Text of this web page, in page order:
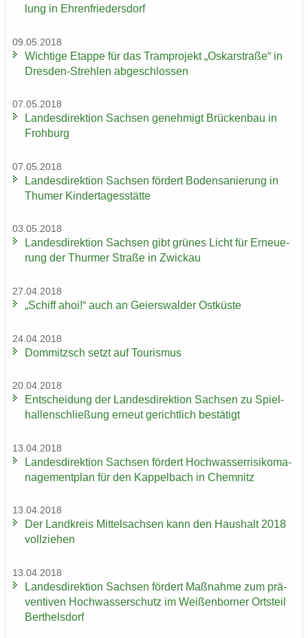
lung in Eh­ren­frie­ders­dorf
09.05.2018
Wich­ti­ge Etap­pe für das Tram­pro­jekt „Os­kar­stra­ße“ in
Dresden-​Strehlen ab­ge­schlos­sen
07.05.2018
Lan­des­di­rek­ti­on Sach­sen ge­neh­migt Brü­cken­bau in
Froh­burg
07.05.2018
Lan­des­di­rek­ti­on Sach­sen för­dert Bo­den­sa­nie­rung in
Thu­mer Kin­der­ta­ges­stät­te
03.05.2018
Lan­des­di­rek­ti­on Sach­sen gibt grü­nes Licht für Er­neue­
rung der Thur­mer Stra­ße in Zwi­ckau
27.04.2018
„Schiff ahoi!“ auch an Gei­ers­wal­der Ost­küs­te
24.04.2018
Dom­mitzsch setzt auf Tou­ris­mus
20.04.2018
Ent­schei­dung der Lan­des­di­rek­ti­on Sach­sen zu Spiel­
hal­len­schlie­ßung er­neut ge­richt­lich be­stä­tigt
13.04.2018
Lan­des­di­rek­ti­on Sach­sen för­dert Hoch­was­ser­ri­si­ko­ma­
nage­ment­plan für den Kap­pel­bach in Chem­nitz
13.04.2018
Der Land­kreis Mit­tel­sach­sen kann den Haus­halt 2018
voll­zie­hen
13.04.2018
Lan­des­di­rek­ti­on Sach­sen för­dert Maß­nah­me zum prä­
ven­ti­ven Hoch­was­ser­schutz im Wei­ßen­bor­ner Orts­teil
Bert­hels­dorf